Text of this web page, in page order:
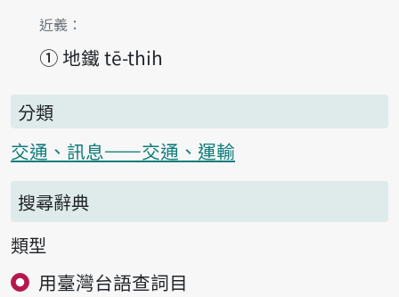
第1項釋義的
近義：
① 地鐵 tē-thih
分類
交通、訊息——交通、運輸
搜尋辭典
類型
用臺灣台語查詞目